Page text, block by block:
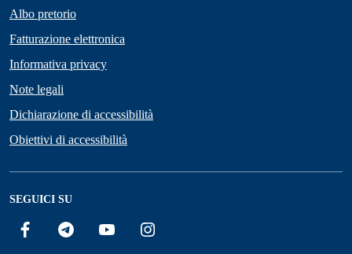
Albo pretorio
Fatturazione elettronica
Informativa privacy
Note legali
Dichiarazione di accessibilità
Obiettivi di accessibilità
SEGUICI SU
Facebook Telegram YouTube